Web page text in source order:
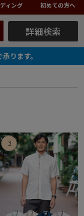
ィング 初めての方へ
詳細検索
ります。